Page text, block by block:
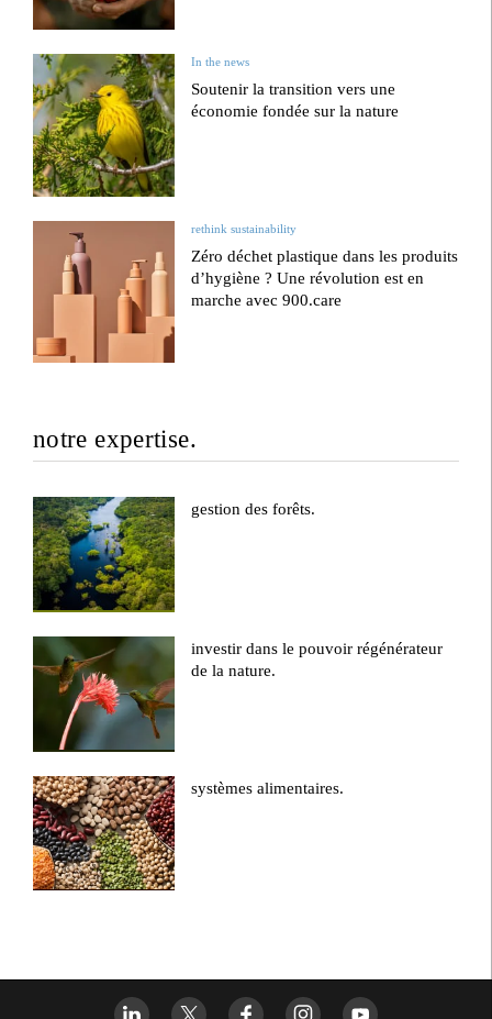
In the news
Soutenir la transition vers une
économie fondée sur la nature
rethink sustainability
Zéro déchet plastique dans les produits
d’hygiène ? Une révolution est en
marche avec 900.care
notre expertise.
gestion des forêts.
investir dans le pouvoir régénérateur
de la nature.
systèmes alimentaires.